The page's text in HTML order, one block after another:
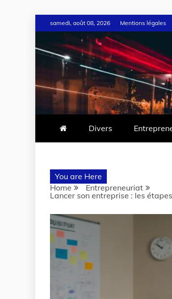
samedi, août 08, 2026 Mentions légales
Divers
You are Here
Home
Entrepreneuriat
Lancer son entreprise : les